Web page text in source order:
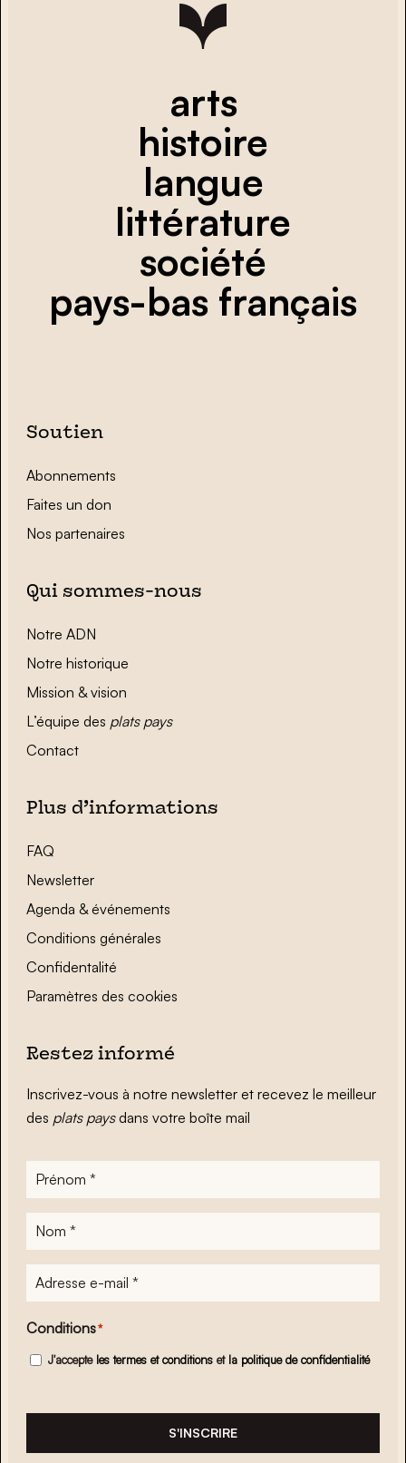
arts
histoire
langue
littérature
société
pays-bas français
Soutien
Abonnements
Faites un don
Nos partenaires
Qui sommes-nous
Notre ADN
Notre historique
Mission & vision
L’équipe des plats pays
Contact
Plus d’informations
FAQ
Newsletter
Agenda & événements
Conditions générales
Confidentalité
Paramètres des cookies
Restez informé
Inscrivez-vous à notre newsletter et recevez le meilleur
des plats paysdans votre boîte mail
Prénom
Nom
Adresse
e-
mail*
Conditions*
J'accepte les termes et conditions et la politique de confidentialité
S'INSCRIRE